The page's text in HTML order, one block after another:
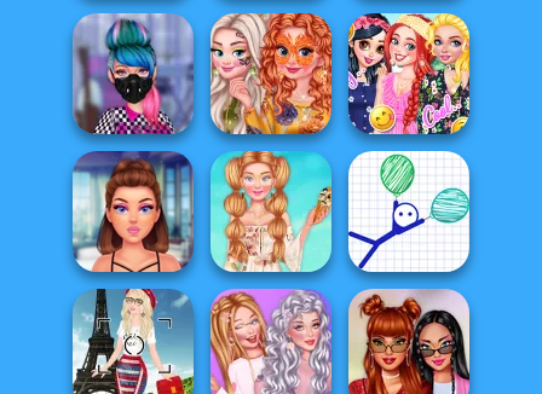
Design My Indie
Necklace
Princesses At
The Spring
Bloss...
Stickman War
Fashion World
Diva
Princesses
Autumn
Celebrations
Princesses
Easter Squad
Best Viral
Makeup Trends
Stylish Summer
Days
Ragdoll Rise Up